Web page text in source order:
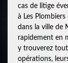
cas de litige
à Les
dans la ville de
rapidement en
y trouverez
opérations,